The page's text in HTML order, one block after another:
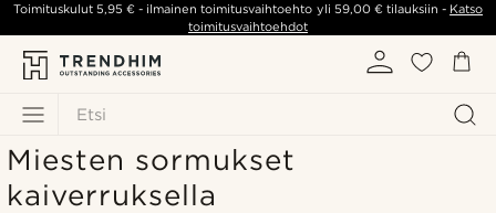
Etsi
Toimituskulut5,95 € - ilmainen toimitusvaihtoehto yli 59,00 €tilauksiin - Katso
toimitusvaihtoehdot
Miesten sormukset
kaiverruksella